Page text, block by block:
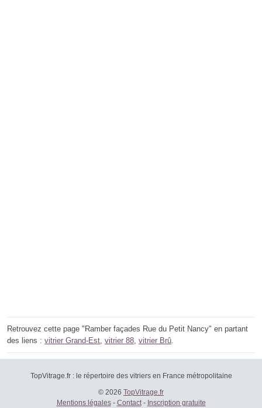
Retrouvez cette page "Ramber façades Rue du Petit Nancy" en partant
des liens : vitrier Grand-Est, vitrier 88, vitrier Brû.
TopVitrage.fr : le répertoire des vitriers en France métropolitaine
© 2026 TopVitrage.fr
Mentions légales- Contact- Inscription gratuite